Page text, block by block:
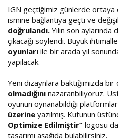
IGN geçtiğimiz günlerde ortaya
ismine bağlantıya geçti ve
doğrulandı. Yılın son aylarında
çıkacağı söylendi. Büyük ihtimalle
oyunları ile bir arada yıl
yapılacak.
Yeni dizaynlara baktığımızda bir
olmadığını nazaranbiliyoruz.
oyunun oynanabildiği
üzerine yazılmış. Kutunun
Optimize Edilmiştir” logosu da
tasarımı aşağıda bulabilirsiniz.